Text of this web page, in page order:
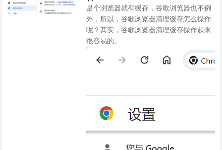
是个浏览器就有缓存，谷歌浏览器也不例
外，所以，谷歌浏览器清理缓存怎么操作
呢？其实，谷歌浏览器清理缓存操作起来
很容易的。